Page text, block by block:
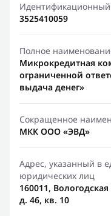
3525410059
Полное
Микрокредитная
ограниченной
выдача денег»
Сокращенное
МКК ООО «ЭВД»
Адрес, указанный в
юридических лиц
160011,
д. 46, кв. 10